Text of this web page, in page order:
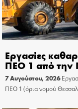
Εργασίες
ΠΕΟ 1 από την
7 Αυγούστου, 2026
ΠΕΟ 1 (όρια νομού